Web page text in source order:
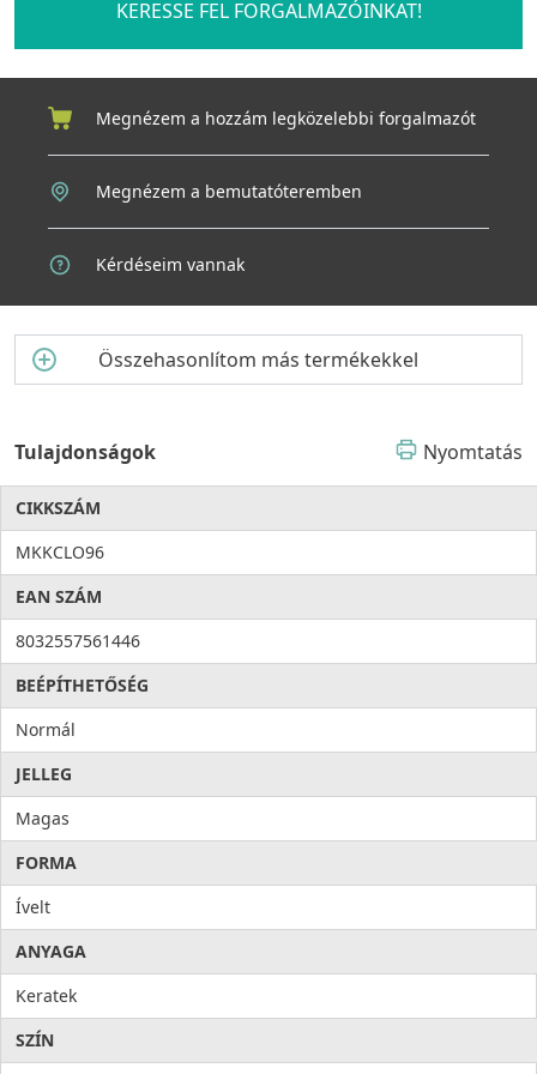
KERESSE FEL FORGALMAZÓINKAT!
Megnézem a hozzám legközelebbi forgalmazót
Megnézem a bemutatóteremben
Kérdéseim vannak
Összehasonlítom más termékekkel
Tulajdonságok Nyomtatás
CIKKSZÁM
MKKCLO96
EAN SZÁM
8032557561446
BEÉPÍTHETŐSÉG
Normál
JELLEG
Magas
FORMA
Ívelt
ANYAGA
Keratek
SZÍN